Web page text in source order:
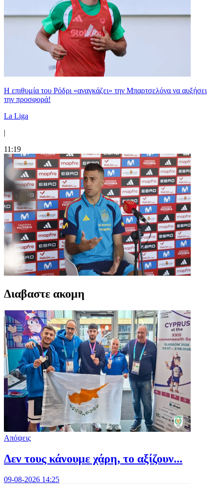
Η επιθυμία του Ρόδρι «αναγκάζει» την Μπαρτσελόνα να αυξήσει
την προσφορά!
La Liga
|
11:19
Διαβαστε ακομη
Απόψεις
Δεν τους κάνουμε χάρη, το αξίζουν...
09-08-2026 14:25